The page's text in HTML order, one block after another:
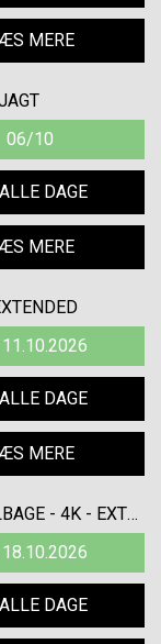
MERE
06/10
DAGE
MERE
Fra 11.10.2026
DAGE
MERE
RINGENES HERRE: KONGEN VENDER TILBAGE - 4K - EXTENDED
Fra 18.10.2026
DAGE